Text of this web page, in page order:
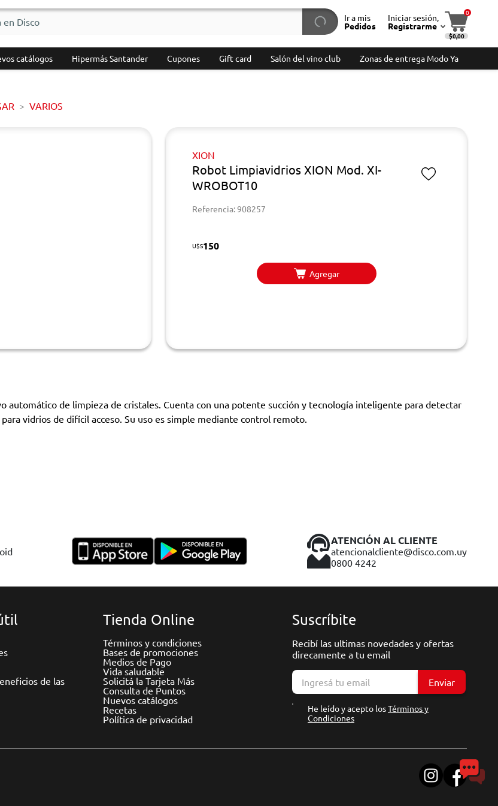
Ir a mis
Pedidos
Iniciar sesión,
Registrarme
0
$0,00
catálogos Hipermás Santander Cupones Gift card Salón del vino club Zonas de entrega Modo Ya
VARIOS
XION
Robot Limpiavidrios XION Mod. XI-
WROBOT10
Referencia: 908257
U$S150
Agregar
automático de limpieza de cristales. Cuenta con una potente succión y tecnología inteligente para detectar
vidrios de difícil acceso. Su uso es simple mediante control remoto.
ATENCIÓN AL CLIENTE
atencionalcliente@disco.com.uy
0800 4242
de las
Tienda Online
Términos y condiciones
Bases de promociones
Medios de Pago
Vida saludable
Solicitá la Tarjeta Más
Consulta de Puntos
Nuevos catálogos
Recetas
Política de privacidad
Suscríbite
Recibí las ultimas novedades y ofertas
direcamente a tu email
Enviar
He leído y acepto losTérminos y
Condiciones